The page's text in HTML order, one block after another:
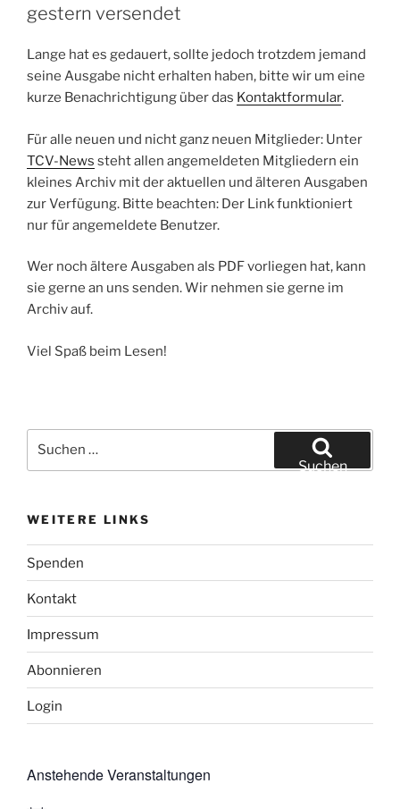
gestern versendet
Lange hat es gedauert, sollte jedoch trotzdem jemand
seine Ausgabe nicht erhalten haben, bitte wir um eine
kurze Benachrichtigung über das Kontaktformular.
Für alle neuen und nicht ganz neuen Mitglieder: Unter
TCV-News steht allen angemeldeten Mitgliedern ein
kleines Archiv mit der aktuellen und älteren Ausgaben
zur Verfügung. Bitte beachten: Der Link funktioniert
nur für angemeldete Benutzer.
Wer noch ältere Ausgaben als PDF vorliegen hat, kann
sie gerne an uns senden. Wir nehmen sie gerne im
Archiv auf.
Viel Spaß beim Lesen!
nach:
Suchen
WEITERE LINKS
Spenden
Kontakt
Impressum
Abonnieren
Login
Anstehende Veranstaltungen